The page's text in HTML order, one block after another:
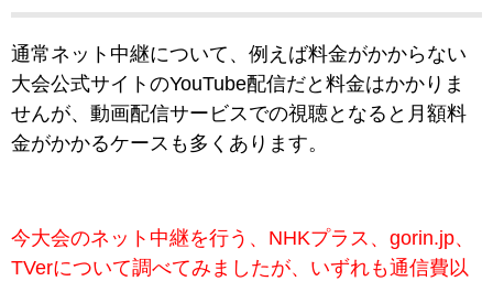
通常ネット中継について、例えば料金がかからない
大会公式サイトのYouTube配信だと料金はかかりま
せんが、動画配信サービスでの視聴となると月額料
金がかかるケースも多くあります。
今大会のネット中継を行う、NHKプラス、gorin.jp、
TVerについて調べてみましたが、いずれも通信費以